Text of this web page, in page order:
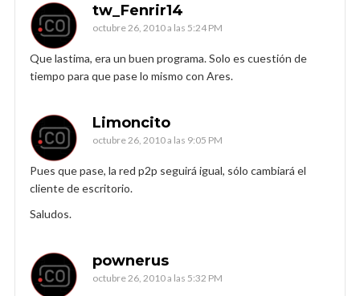
tw_Fenrir14
octubre 26, 2010 a las 5:24 PM
Que lastima, era un buen programa. Solo es cuestión de
tiempo para que pase lo mismo con Ares.
Limoncito
octubre 26, 2010 a las 9:05 PM
Pues que pase, la red p2p seguirá igual, sólo cambiará el
cliente de escritorio.
Saludos.
pownerus
octubre 26, 2010 a las 5:32 PM